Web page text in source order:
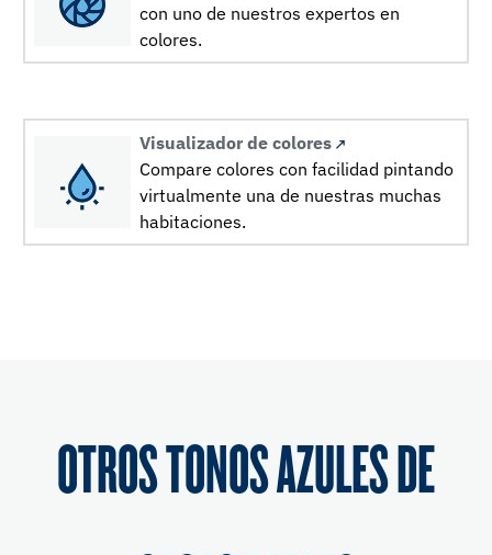
con uno de nuestros expertos en
colores.
Visualizador de colores
Compare colores con facilidad pintando
virtualmente una de nuestras muchas
habitaciones.
OTROS TONOS AZULES DE